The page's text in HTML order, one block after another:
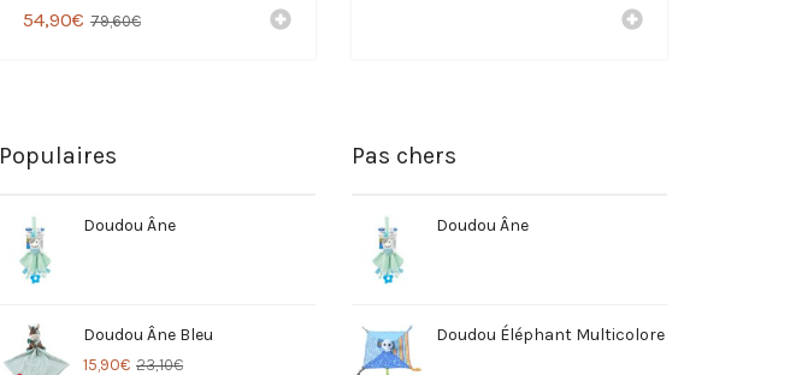
79,60€
54,90€
Populaires
Doudou Âne
Doudou Âne Bleu
23,10€
15,90€
Pas chers
Doudou Âne
Doudou Éléphant Multicolore